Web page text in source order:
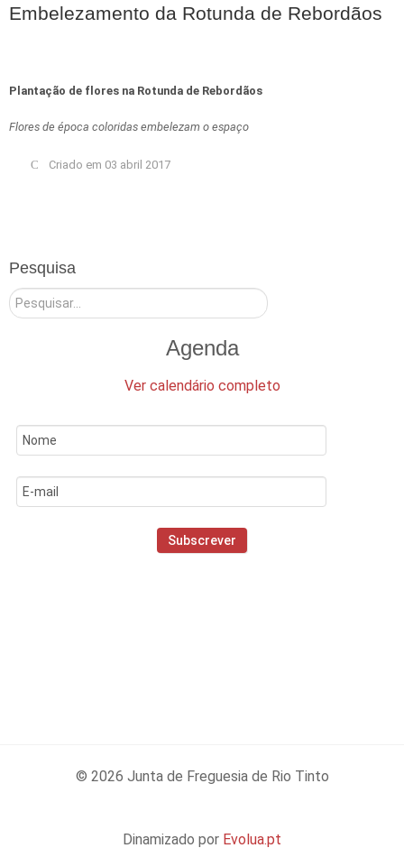
Pesquisa
Pesquisar
Agenda
Ver calendário completo
Embelezamento da Rotunda de Rebordãos
Plantação de flores na Rotunda de Rebordãos
Flores de época coloridas embelezam o espaço
Criado em 03 abril 2017
© 2026 Junta de Freguesia de Rio Tinto
Dinamizado por Evolua.pt